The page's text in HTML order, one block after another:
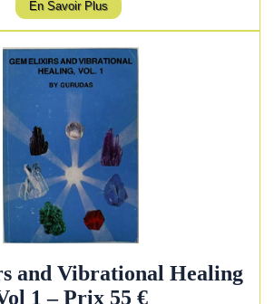
En Savoir Plus
and Vibrational Healing
1 – Prix 55 €